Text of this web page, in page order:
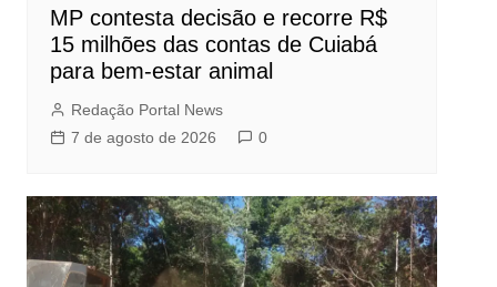
MP contesta decisão e recorre R$
15 milhões das contas de Cuiabá
para bem-estar animal
Redação Portal News
7 de agosto de 2026
0